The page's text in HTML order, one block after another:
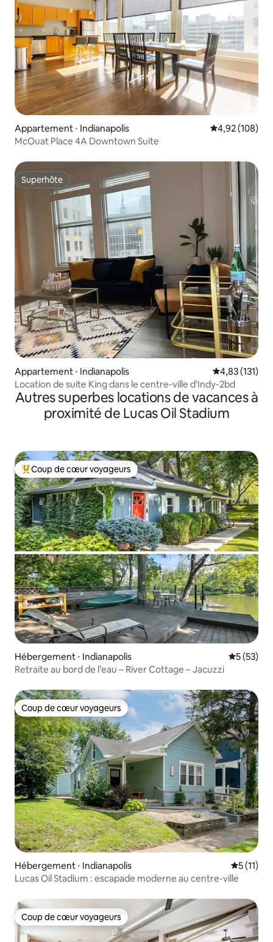
Appartement ⋅ Indianapolis Évaluation
4,92 (108)
McOuat Place 4A Downtown Suite
Superhôte
Superhôte
Appartement ⋅ Indianapolis Évaluation
4,83 (131)
Location de suite King dans le centre-ville d'Indy-2bd
Autres superbes locations de vacances à
proximité de Lucas Oil Stadium
Coups de cœur voyageurs les plus appréciés
Coup de cœur voyageurs
Hébergement ⋅ Indianapolis
5 (53)
Retraite au bord de l’eau – River Cottage – Jacuzzi
Coup de cœur voyageurs
Coup de cœur voyageurs
Hébergement ⋅ Indianapolis
5 (11)
Lucas Oil Stadium : escapade moderne au centre-ville
Coup de cœur voyageurs
Coup de cœur voyageurs